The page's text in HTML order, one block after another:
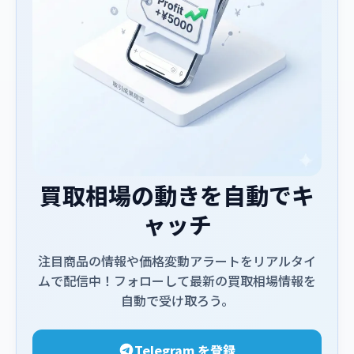
買取相場の動きを自動でキ
ャッチ
注目商品の情報や価格変動アラートをリアルタイ
ムで配信中！フォローして最新の買取相場情報を
自動で受け取ろう。
Telegram を登録